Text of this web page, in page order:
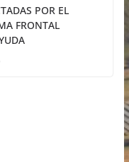
POR EL
FRONTAL